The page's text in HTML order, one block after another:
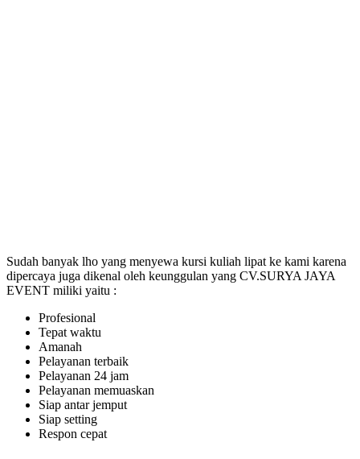
Sudah banyak lho yang menyewa kursi kuliah lipat ke kami karena
dipercaya juga dikenal oleh keunggulan yang CV.SURYA JAYA
EVENT miliki yaitu :
Profesional
Tepat waktu
Amanah
Pelayanan terbaik
Pelayanan 24 jam
Pelayanan memuaskan
Siap antar jemput
Siap setting
Respon cepat